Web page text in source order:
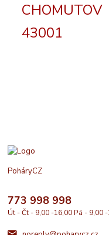
CHOMUTOV
43001
PoháryCZ
773 998 998
Út - Čt - 9,00 -16,00 Pá - 9,00